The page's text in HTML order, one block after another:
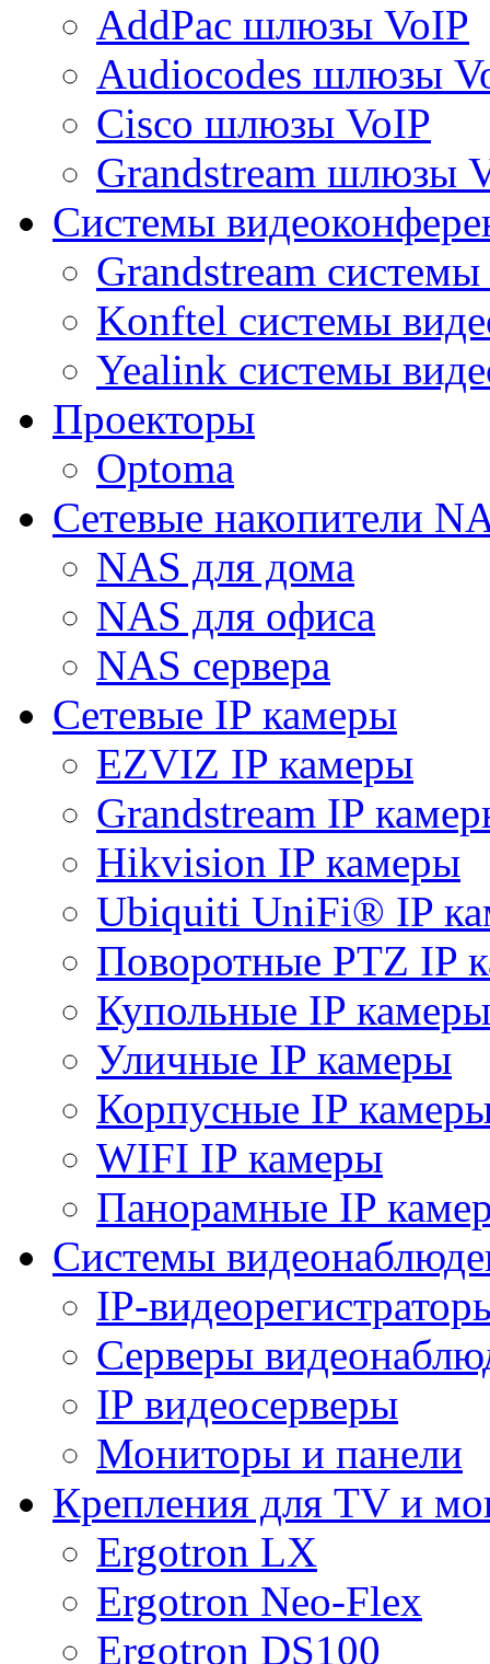
AddPac шлюзы VoIP
Audiocodes шлюзы
Cisco шлюзы VoIP
Grandstream шлюзы
Системы
Grandstream
Konftel системы
Yealink системы
Проекторы
Optoma
Сетевые накопители
NAS для дома
NAS для офиса
NAS сервера
Сетевые IP камеры
EZVIZ IP камеры
Grandstream IP
Hikvision IP камеры
Ubiquiti UniFi® IP
Поворотные PTZ IP
Купольные IP камеры
Уличные IP камеры
Корпусные IP
WIFI IP камеры
Панорамные IP
Системы
IP-
Серверы
IP видеосерверы
Мониторы и панели
Крепления для TV и
Ergotron LX
Ergotron Neo-Flex
Ergotron DS100